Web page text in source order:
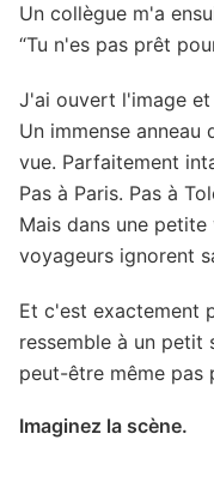
Un collègue m'a
“Tu n'es pas prêt
J'ai ouvert l'image et
Un immense
vue. Parfaitement
Pas à Paris. Pas à
Mais dans une
voyageurs ignorent
Et c'est exactement
ressemble à un petit
peut-être même pas
Imaginez la scène.